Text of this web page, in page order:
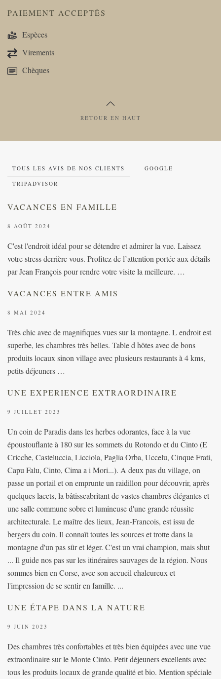
PAIEMENT ACCEPTÉS
Espèces
Virements
Chèques
RETOUR EN HAUT
TOUS LES AVIS DE NOS CLIENTS GOOGLE
TRIPADVISOR
VACANCES EN FAMILLE
8 AOÛT 2024
C'est l'endroit idéal pour se détendre et admirer la vue. Laissez
votre stress derrière vous. Profitez de l’attention portée aux détails
par Jean François pour rendre votre visite la meilleure. …
VACANCES ENTRE AMIS
8 MAI 2024
Très chic avec de magnifiques vues sur la montagne. L endroit est
superbe, les chambres très belles. Table d hôtes avec de bons
produits locaux sinon village avec plusieurs restaurants à 4 kms,
petits déjeuners …
UNE EXPERIENCE EXTRAORDINAIRE
9 JUILLET 2023
Un coin de Paradis dans les herbes odorantes, face à la vue
époustouflante à 180 sur les sommets du Rotondo et du Cinto (E
Cricche, Casteluccia, Licciola, Paglia Orba, Uccelu, Cinque Frati,
Capu Falu, Cinto, Cima a i Mori...). A deux pas du village, on
passe un portail et on emprunte un raidillon pour découvrir, après
quelques lacets, la bâtisseabritant de vastes chambres élégantes et
une salle commune sobre et lumineuse d'une grande réussite
architecturale. Le maître des lieux, Jean-Francois, est issu de
bergers du coin. Il connaît toutes les sources et trotte dans la
montagne d'un pas sûr et léger. C'est un vrai champion, mais shut
... Il guide nos pas sur les itinéraires sauvages de la région. Nous
sommes bien en Corse, avec son accueil chaleureux et
l'impression de se sentir en famille. ...
UNE ÉTAPE DANS LA NATURE
9 JUIN 2023
Des chambres très confortables et très bien équipées avec une vue
extraordinaire sur le Monte Cinto. Petit déjeuners excellents avec
tous les produits locaux de grande qualité et bio. Mention spéciale